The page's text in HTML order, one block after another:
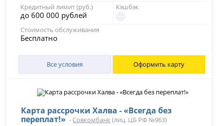
Кредитный лимит (руб.)
до 600 000 рублей
Кэшбэк
Стоимость обслуживания
Бесплатно
Все условия Оформить карту
Карта рассрочки Халва - «Всегда без
переплат!» - Совкомбанк (лиц. ЦБ РФ №963)